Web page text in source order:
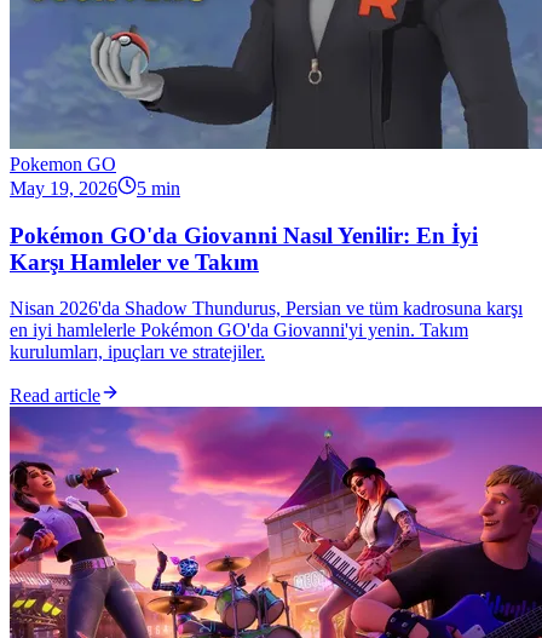
Pokemon GO
May 19, 2026
5 min
Pokémon GO'da Giovanni Nasıl Yenilir: En İyi
Karşı Hamleler ve Takım
Nisan 2026'da Shadow Thundurus, Persian ve tüm kadrosuna karşı
en iyi hamlelerle Pokémon GO'da Giovanni'yi yenin. Takım
kurulumları, ipuçları ve stratejiler.
Read article